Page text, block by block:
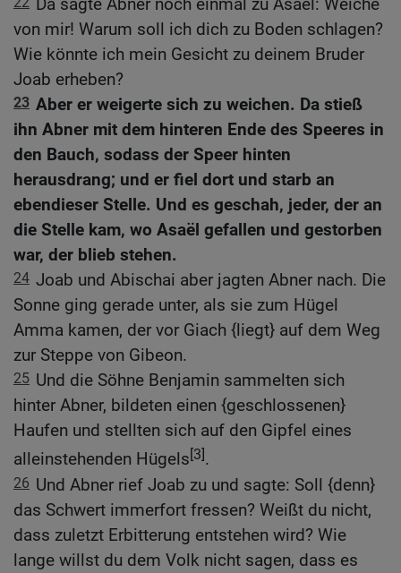
Da sagte Abner noch einmal zu Asaël: Weiche
von mir! Warum soll ich dich zu Boden schlagen?
Wie könnte ich mein Gesicht zu deinem Bruder
Joab erheben?
23 Aber er weigerte sich zu weichen. Da stieß
ihn Abner mit dem hinteren Ende des Speeres in
den Bauch, sodass der Speer hinten
herausdrang; und er fiel dort und starb an
ebendieser Stelle. Und es geschah, jeder, der an
die Stelle kam, wo Asaël gefallen und gestorben
war, der blieb stehen.
24 Joab und Abischai aber jagten Abner nach. Die
Sonne ging gerade unter, als sie zum Hügel
Amma kamen, der vor Giach {liegt} auf dem Weg
zur Steppe von Gibeon.
25 Und die Söhne Benjamin sammelten sich
hinter Abner, bildeten einen {geschlossenen}
Haufen und stellten sich auf den Gipfel eines
alleinstehenden Hügels[3].
26 Und Abner rief Joab zu und sagte: Soll {denn}
das Schwert immerfort fressen? Weißt du nicht,
dass zuletzt Erbitterung entstehen wird? Wie
lange willst du dem Volk nicht sagen, dass es